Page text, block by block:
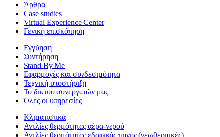
Άρθρα
Case studies
Virtual Experience Center
Γενική επισκόπηση
Εγγύηση
Συντήρηση
Stand By Me
Εφαρμογές και συνδεσιμότητα
Τεχνική υποστήριξη
Το δίκτυο συνεργατών μας
Όλες οι υπηρεσίες
Κλιματιστικά
Αντλίες θερμότητας αέρα-νερού
Αντλίες θερμότητας εδαφικής πηγής (γεωθερμικές)